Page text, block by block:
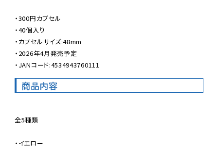
・300円カプセル
・40個入り
・カプセルサイズ:48mm
・2026年4月発売予定
・JANコード:4534943760111
商品内容
全5種類
・イエロー